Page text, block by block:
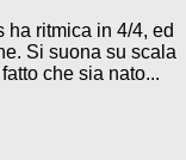
ha ritmica in 4/4, ed
Si suona su scala
che sia nato...